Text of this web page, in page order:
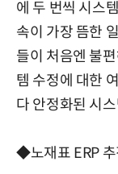
에 두 번씩 시스
속이 가장 뜸한
들이 처음엔 불
템 수정에 대한
다 안정화된 시
◆노재표 ERP